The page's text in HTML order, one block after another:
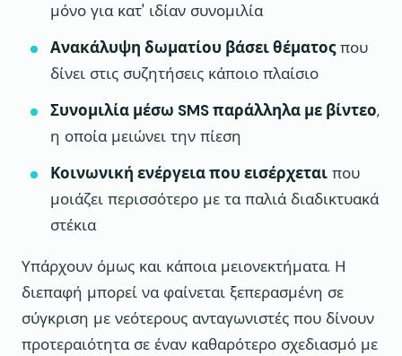
μόνο για κατ' ιδίαν συνομιλία
Ανακάλυψη δωματίου βάσει θέματοςπου
δίνει στις συζητήσεις κάποιο πλαίσιο
Συνομιλία μέσω SMS παράλληλα με βίντεο,
η οποία μειώνει την πίεση
Κοινωνική ενέργεια που εισέρχεται που
μοιάζει περισσότερο με τα παλιά διαδικτυακά
στέκια
Υπάρχουν όμως και κάποια μειονεκτήματα. Η
διεπαφή μπορεί να φαίνεται ξεπερασμένη σε
σύγκριση με νεότερους ανταγωνιστές που δίνουν
προτεραιότητα σε έναν καθαρότερο σχεδιασμό με